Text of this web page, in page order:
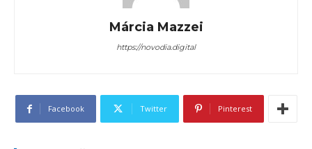
Márcia Mazzei
https://novodia.digital
Facebook Twitter Pinterest